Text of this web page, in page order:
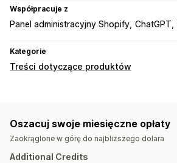
Współpracuje z
Panel administracyjny Shopify ChatGPT
Kategorie
Treści dotyczące produktów
Obrazy Tagi Warianty Opisy kolekcji
Dane strukturalne
Oszacuj swoje miesięczne opłaty
Zaokrąglone w górę do najbliższego dolara
Additional Credits